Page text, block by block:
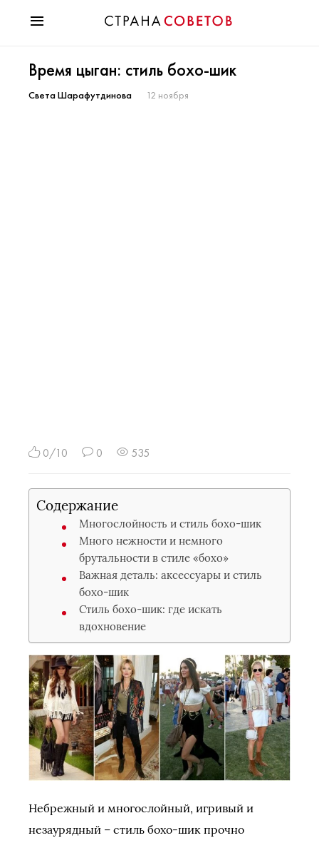
Мода
Звезды
Время цыган: стиль бохо-шик
Света Шарафутдинова 12 ноября
0/10 0 535
Содержание
Многослойность и стиль бохо-шик
Много нежности и немного
брутальности в стиле «бохо»
Важная деталь: аксессуары и стиль
бохо-шик
Стиль бохо-шик: где искать
вдохновение
Небрежный и многослойный, игривый и
незаурядный – стиль бохо-шик прочно